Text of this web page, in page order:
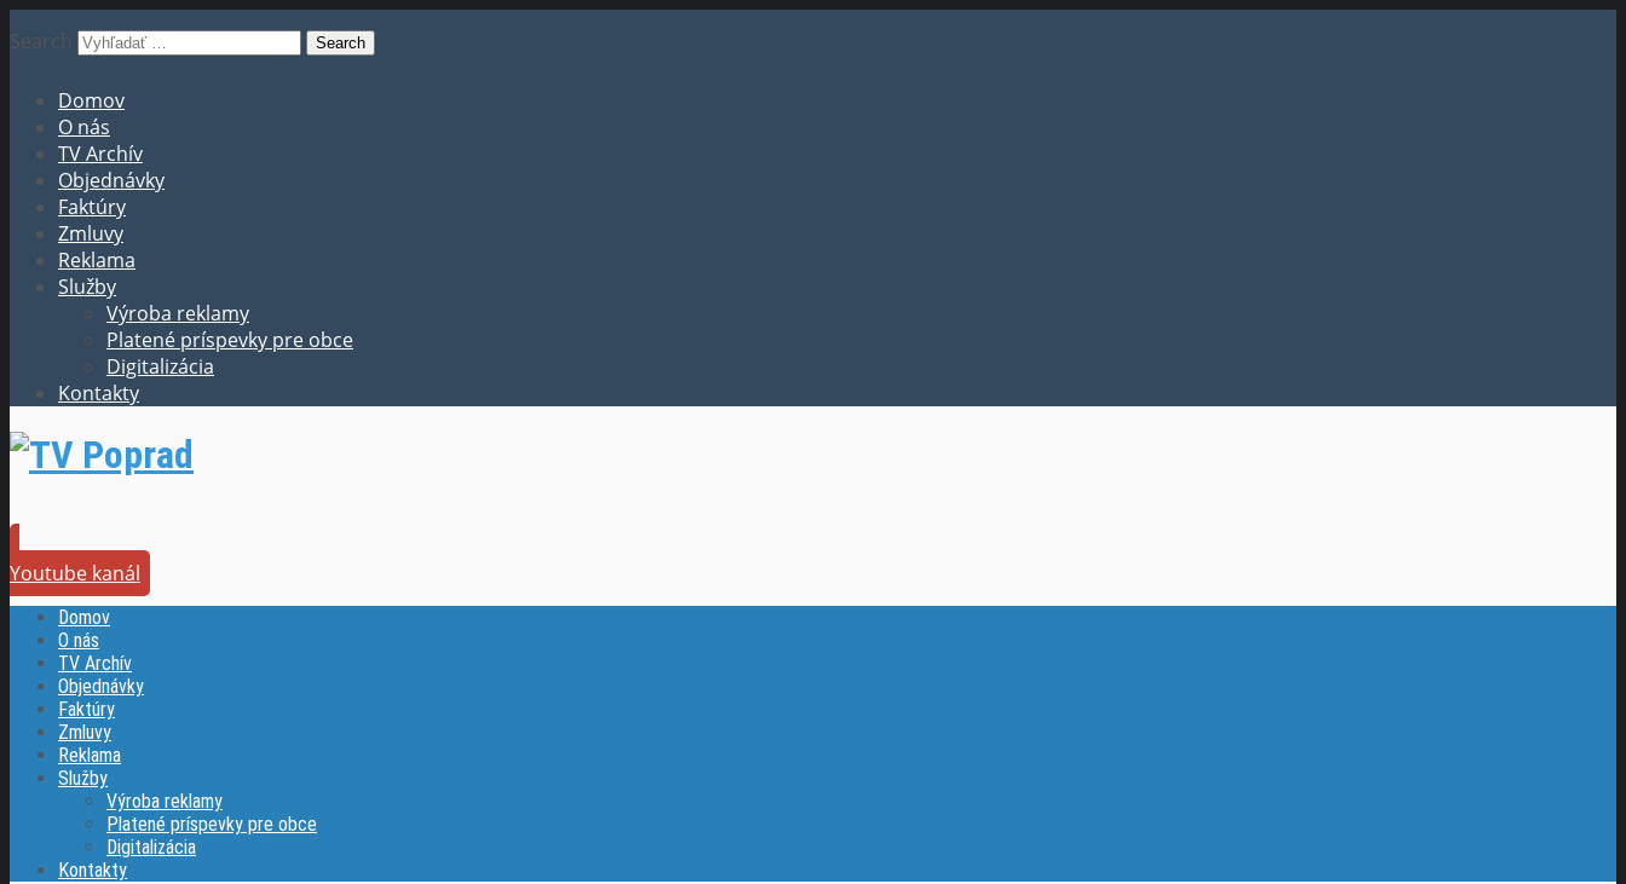
Search
Domov
O nás
TV Archív
Objednávky
Faktúry
Zmluvy
Reklama
Služby
Výroba reklamy
Platené príspevky pre obce
Digitalizácia
Kontakty
Youtube kanál
Domov
O nás
TV Archív
Objednávky
Faktúry
Zmluvy
Reklama
Služby
Výroba reklamy
Platené príspevky pre obce
Digitalizácia
Kontakty